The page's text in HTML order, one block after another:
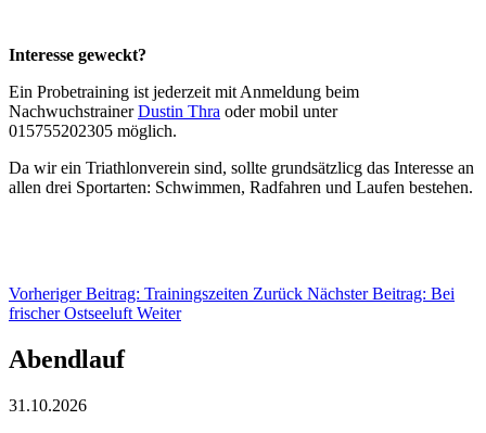
Interesse geweckt?
Ein Probetraining ist jederzeit mit Anmeldung beim
NachwuchstrainerDustin Thra oder mobil unter
015755202305 möglich.
Da wir ein Triathlonverein sind, sollte grundsätzlicg das Interesse an
allen drei Sportarten: Schwimmen, Radfahren und Laufen bestehen.
Vorheriger Beitrag: Trainingszeiten Zurück Nächster Beitrag: Bei
frischer Ostseeluft Weiter
Abendlauf
31.10.2026